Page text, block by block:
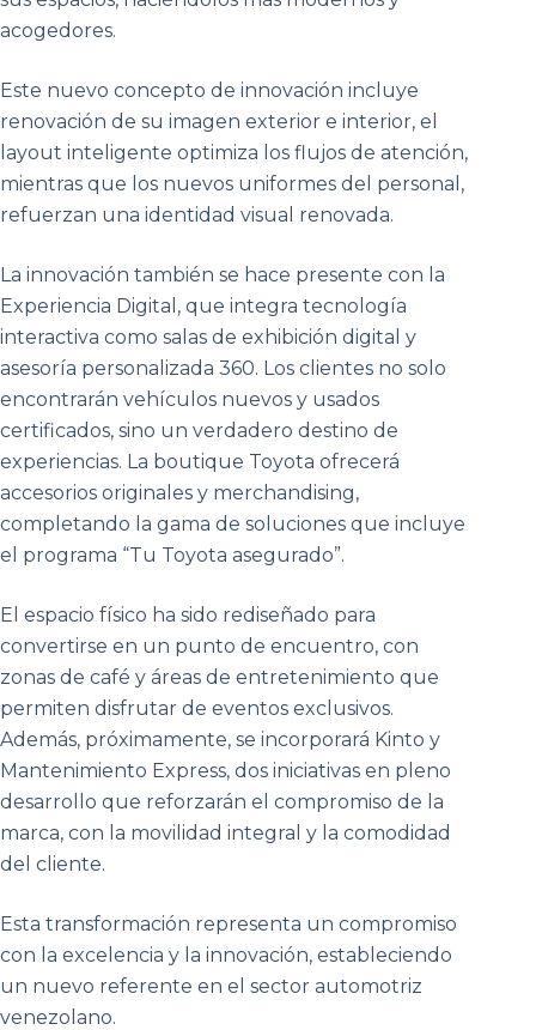
acogedores.
Este nuevo concepto de innovación incluye
renovación de su imagen exterior e interior, el
layout inteligente optimiza los flujos de atención,
mientras que los nuevos uniformes del personal,
refuerzan una identidad visual renovada.
La innovación también se hace presente con la
Experiencia Digital, que integra tecnología
interactiva como salas de exhibición digital y
asesoría personalizada 360. Los clientes no solo
encontrarán vehículos nuevos y usados
certificados, sino un verdadero destino de
experiencias. La boutique Toyota ofrecerá
accesorios originales y merchandising,
completando la gama de soluciones que incluye
el programa “Tu Toyota asegurado”.
El espacio físico ha sido rediseñado para
convertirse en un punto de encuentro, con
zonas de café y áreas de entretenimiento que
permiten disfrutar de eventos exclusivos.
Además, próximamente, se incorporará Kinto y
Mantenimiento Express, dos iniciativas en pleno
desarrollo que reforzarán el compromiso de la
marca, con la movilidad integral y la comodidad
del cliente.
Esta transformación representa un compromiso
con la excelencia y la innovación, estableciendo
un nuevo referente en el sector automotriz
venezolano.